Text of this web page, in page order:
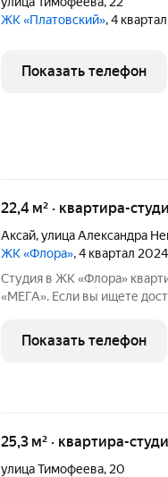
ЖК «Платовский», 4
Показать телефон
22,4 м² · квартира-
Аксай,улица Александра
ЖК «Флора», 4 квартал 2024
Студия в ЖК «Флора» квартира в новом жилом районе рядом с ТЦ
«МЕГА». Если вы ищете
просто квартира, а
зеленый ландшафт,
Показать телефон
25,3 м² · квартира-
улица Тимофеева, 20